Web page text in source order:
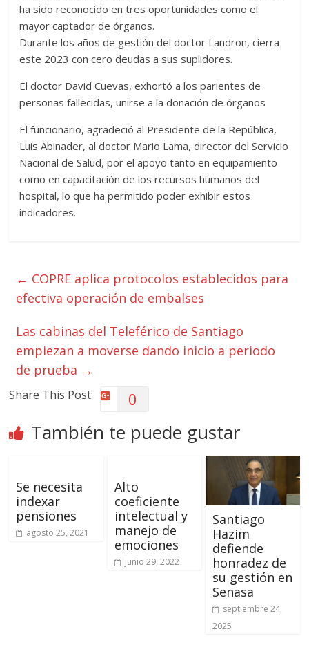
ha sido reconocido en tres oportunidades como el
mayor captador de órganos.
Durante los años de gestión del doctor Landron, cierra
este 2023 con cero deudas a sus suplidores.
El doctor David Cuevas, exhortó a los parientes de
personas fallecidas, unirse a la donación de órganos
El funcionario, agradeció al Presidente de la República,
Luis Abinader, al doctor Mario Lama, director del Servicio
Nacional de Salud, por el apoyo tanto en equipamiento
como en capacitación de los recursos humanos del
hospital, lo que ha permitido poder exhibir estos
indicadores.
← COPRE aplica protocolos establecidos para
efectiva operación de embalses
Las cabinas del Teleférico de Santiago
empiezan a moverse dando inicio a periodo
de prueba →
Share This Post: 0
También te puede gustar
Se necesita
indexar
pensiones
agosto 25, 2021
Alto
coeficiente
intelectual y
manejo de
emociones
junio 29, 2022
Santiago
Hazim
defiende
honradez de
su gestión en
Senasa
septiembre 24,
2025